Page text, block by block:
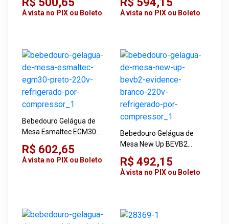
Compressor
À vista no PIX ou Boleto
Por Compressor
À vista no PIX ou Boleto
Bebedouro Gelágua de
Mesa Esmaltec EGM30
Preto 220V Refrigerado
Por Compressor
R$ 602,65
À vista no PIX ou Boleto
Bebedouro Gelágua de
Mesa New Up BEVB2
Evidence Branco 220V
Refrigerado Por
Compressor
R$ 492,15
À vista no PIX ou Boleto